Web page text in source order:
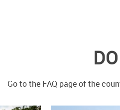
Go to the FAQ page of the